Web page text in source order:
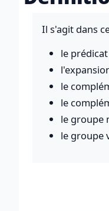
Il s'agit dans
le prédicat
le
le
le groupe
le groupe